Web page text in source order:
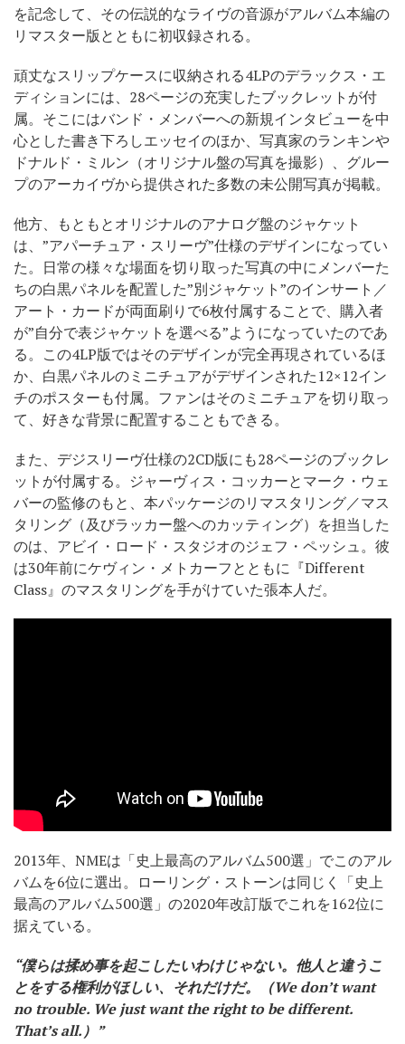
を記念して、その伝説的なライヴの音源がアルバム本編の
リマスター版とともに初収録される。
頑丈なスリップケースに収納される4LPのデラックス・エ
ディションには、28ページの充実したブックレットが付
属。そこにはバンド・メンバーへの新規インタビューを中
心とした書き下ろしエッセイのほか、写真家のランキンや
ドナルド・ミルン（オリジナル盤の写真を撮影）、グルー
プのアーカイヴから提供された多数の未公開写真が掲載。
他方、もともとオリジナルのアナログ盤のジャケット
は、”アパーチュア・スリーヴ”仕様のデザインになってい
た。日常の様々な場面を切り取った写真の中にメンバーた
ちの白黒パネルを配置した”別ジャケット”のインサート／
アート・カードが両面刷りで6枚付属することで、購入者
が”自分で表ジャケットを選べる”ようになっていたのであ
る。この4LP版ではそのデザインが完全再現されているほ
か、白黒パネルのミニチュアがデザインされた12×12イン
チのポスターも付属。ファンはそのミニチュアを切り取っ
て、好きな背景に配置することもできる。
また、デジスリーヴ仕様の2CD版にも28ページのブックレ
ットが付属する。ジャーヴィス・コッカーとマーク・ウェ
バーの監修のもと、本パッケージのリマスタリング／マス
タリング（及びラッカー盤へのカッティング）を担当した
のは、アビイ・ロード・スタジオのジェフ・ペッシュ。彼
は30年前にケヴィン・メトカーフとともに『Different
Class』のマスタリングを手がけていた張本人だ。
2013年、NMEは「史上最高のアルバム500選」でこのアル
バムを6位に選出。ローリング・ストーンは同じく「史上
最高のアルバム500選」の2020年改訂版でこれを162位に
据えている。
“僕らは揉め事を起こしたいわけじゃない。他人と違うこ
とをする権利がほしい、それだけだ。（We don’t want
no trouble. We just want the right to be different.
That’s all.）”